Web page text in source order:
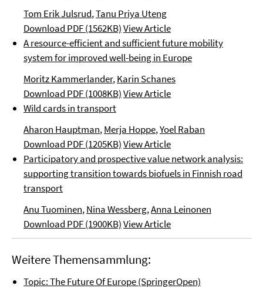
Tom Erik Julsrud,Tanu Priya Uteng
Download PDF (1562KB)View Article
A resource-efficient and sufficient future mobility
system for improved well-being in Europe
Moritz Kammerlander,Karin Schanes
Download PDF (1008KB)View Article
Wild cards in transport
Aharon Hauptman,Merja Hoppe,Yoel Raban
Download PDF (1205KB)View Article
Participatory and prospective value network analysis:
supporting transition towards biofuels in Finnish road
transport
Anu Tuominen,Nina Wessberg,Anna Leinonen
Download PDF (1900KB)View Article
Weitere Themensammlung:
Topic: The Future Of Europe (SpringerOpen)